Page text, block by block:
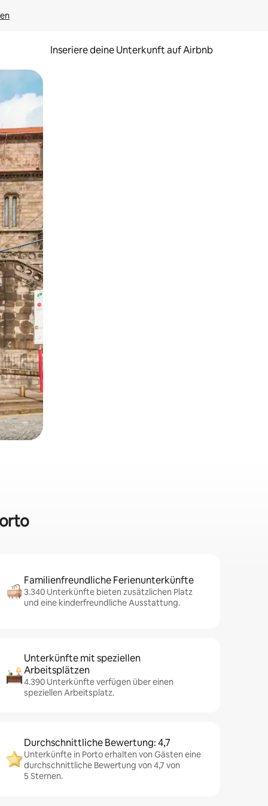
Inseriere deine Unterkunft auf Airbnb
oder Wischgesten.
Familienfreundliche Ferienunterkünfte
3.340 Unterkünfte bieten zusätzlichen Platz
und eine kinderfreundliche Ausstattung.
Unterkünfte mit speziellen
Arbeitsplätzen
4.390 Unterkünfte verfügen über einen
speziellen Arbeitsplatz.
Durchschnittliche Bewertung: 4,7
Unterkünfte in Porto erhalten von Gästen eine
durchschnittliche Bewertung von 4,7 von
5 Sternen.